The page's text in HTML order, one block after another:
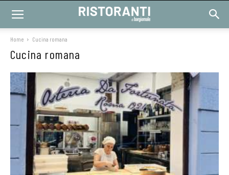
Home Cucina romana
Cucina romana